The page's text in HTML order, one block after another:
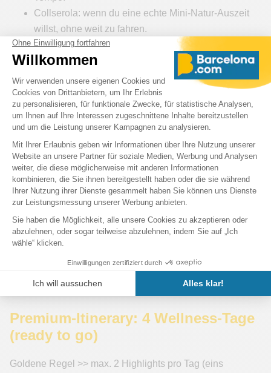
Collserola: wenn du eine echte Mini-Natur-Auszeit
willst, ohne weit zu fahren.
„Detox“-Tipp:
Halte diese Spaziergänge kurz und
wiederholbar (45–90 Min.). Kombiniere sie mit einem „Soft
Reset“-Tag (mehr Wasser, einfache Mahlzeiten, ruhiger
Abend, Screen-Pause) – und oft spürst du in 24–48
Stunden ein echtes Vorher/Nachher..
6) „Soft“-Disconnect: ein Tag ohne
Lärm (ohne extremes Retreat)
Das Rezept
Morgens: Spaziergang + sanftes Yoga
Nachmittags: Bäder / Behandlung + Nap / Lesen
Abends: frühes Dinner + kurzer Spaziergang
Telefon: Flugmodus in Blöcken (2–3h)
Einfach, gut „verkaufbar“ und sehr effektiv.
Premium-Itinerary: 4 Wellness-Tage
(ready to go)
Goldene Regel >> max. 2 Highlights pro Tag (eins